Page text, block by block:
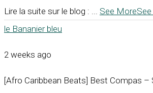
Lire la suite sur le blog : ... See More
le Bananier bleu
2 weeks ago
[Afro Caribbean Beats] Best Compas –